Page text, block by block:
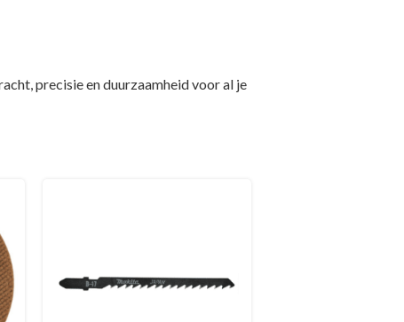
precisie en duurzaamheid voor al je